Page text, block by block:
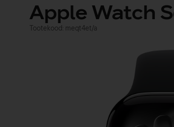
Apple Watch
Tootekood: meqt4et/a